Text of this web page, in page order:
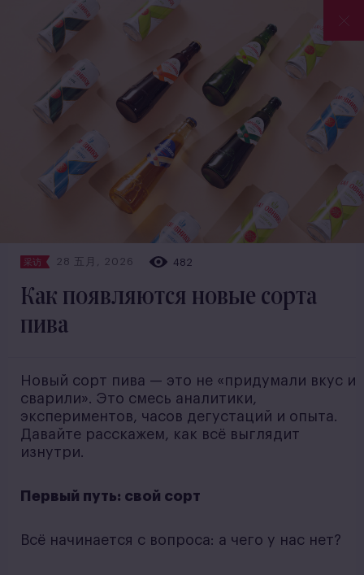
采访 28 五月, 2026 482
Как появляются новые сорта
пива
Новый сорт пива — это не «придумали вкус и
сварили». Это смесь аналитики,
экспериментов, часов дегустаций и опыта.
Давайте расскажем, как всё выглядит
изнутри.
Первый путь: свой сорт
Всё начинается с вопроса: а чего у нас нет?